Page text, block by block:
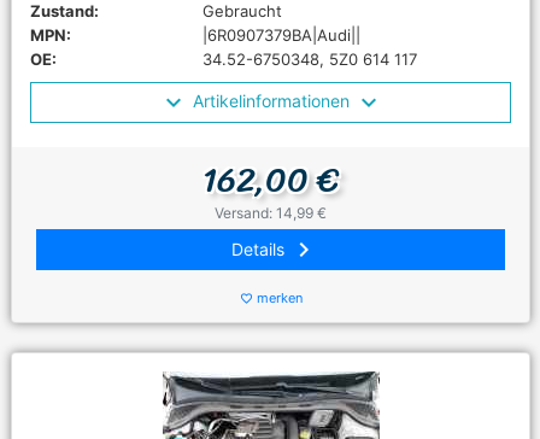
Zustand:
Gebraucht
MPN:
|6R0907379BA|Audi||
OE:
34.52-6750348, 5Z0 614 117
Artikelinformationen
162,00 €
Versand: 14,99 €
Details keyboard_arrow_right
favorite_border merken